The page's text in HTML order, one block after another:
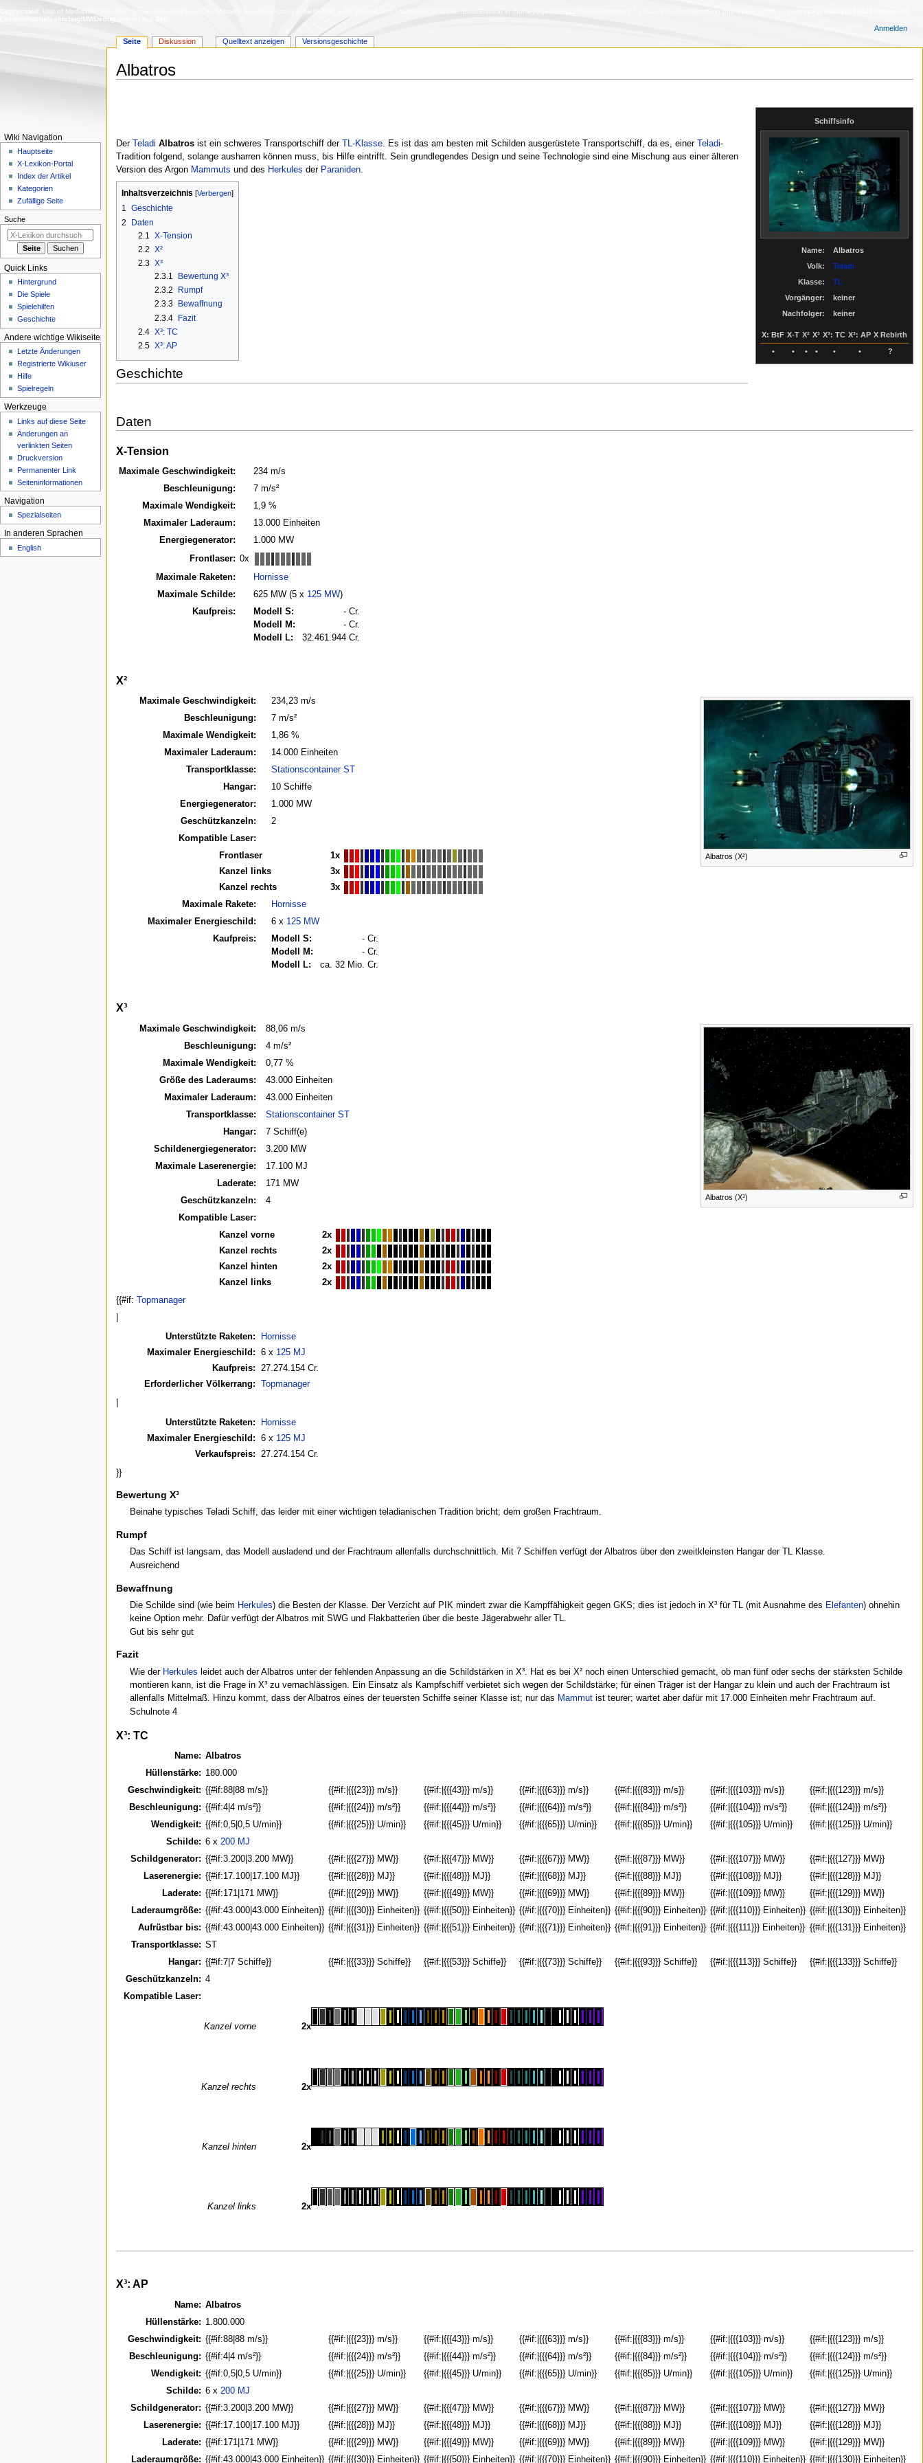
Deprecated : Use of MediaWiki\Skin\Skin::appendSpecialPagesLinkIfAbsent was deprecated in MediaWiki 1.44. [Called from MediaWiki\Skin\Skin::buildSidebar in /homepages/8/d312538493/htdocs/X-Lexikon/includes/skins/Skin.php at line 1639] in
Lexikon/includes/debug/MWDebug.php
Albatros
Schiffsinfo
Name:
Albatros
Volk:
Teladi
Klasse:
TL
Vorgänger:
keiner
Nachfolger:
keiner
X: BtF X-T X² X³ X³: TC X³: AP X Rebirth
•
• • • • • ?
Der Teladi Albatrosist ein schweres Transportschiff der TL-Klasse. Es ist das am besten mit Schilden ausgerüstete Transportschiff, da es, einer Teladi-
Tradition folgend, solange ausharren können muss, bis Hilfe eintrifft. Sein grundlegendes Design und seine Technologie sind eine Mischung aus einer älteren
Version des Argon Mammuts und des Herkules der Paraniden.
Inhaltsverzeichnis
1 Geschichte
2
Daten
2.1
X-Tension
2.2 X²
2.3 X³
2.3.1
Bewertung X³
2.3.2
Rumpf
2.3.3
Bewaffnung
2.3.4 Fazit
2.4 X³: TC
2.5 X³: AP
Geschichte
Daten
X-Tension
Maximale Geschwindigkeit:
234 m/s
Beschleunigung:
7 m/s²
Maximale Wendigkeit:
1,9 %
Maximaler Laderaum:
13.000 Einheiten
Energiegenerator:
1.000 MW
Frontlaser: 0x
Maximale Raketen:
Hornisse
Maximale Schilde:
625 MW (5 x 125 MW)
Kaufpreis:
Modell S:
Modell M:
Modell L:
- Cr.
- Cr.
32.461.944 Cr.
X²
Albatros (X²)
Maximale Geschwindigkeit:
234,23 m/s
Beschleunigung:
7 m/s²
Maximale Wendigkeit:
1,86 %
Maximaler Laderaum:
14.000 Einheiten
Transportklasse:
Stationscontainer ST
Hangar:
10 Schiffe
Energiegenerator:
1.000 MW
Geschützkanzeln:
2
Kompatible Laser:
Frontlaser
1x
Kanzel links
3x
Kanzel rechts
3x
Maximale Rakete:
Hornisse
Maximaler Energieschild:
6 x 125 MW
Kaufpreis:
Modell S:
Modell M:
Modell L:
- Cr.
- Cr.
ca. 32 Mio. Cr.
X³
Albatros (X³)
Maximale Geschwindigkeit:
88,06 m/s
Beschleunigung:
4 m/s²
Maximale Wendigkeit:
0,77 %
Größe des Laderaums:
43.000 Einheiten
Maximaler Laderaum:
43.000 Einheiten
Transportklasse:
Stationscontainer ST
Hangar:
7 Schiff(e)
Schildenergiegenerator:
3.200 MW
Maximale Laserenergie:
17.100 MJ
Laderate:
171 MW
Geschützkanzeln:
4
Kompatible Laser:
Kanzel vorne
2x
Kanzel rechts
2x
Kanzel hinten
2x
Kanzel links
2x
{{#if: Topmanager
Unterstützte Raketen:
Hornisse
Maximaler Energieschild:
6 x 125 MJ
Kaufpreis:
27.274.154 Cr.
Erforderlicher Völkerrang:
Topmanager
Unterstützte Raketen:
Hornisse
Maximaler Energieschild:
6 x 125 MJ
Verkaufspreis:
27.274.154 Cr.
}}
Bewertung X³
Beinahe typisches Teladi Schiff, das leider mit einer wichtigen teladianischen Tradition bricht; dem großen Frachtraum.
Rumpf
Das Schiff ist langsam, das Modell ausladend und der Frachtraum allenfalls durchschnittlich. Mit 7 Schiffen verfügt der Albatros über den zweitkleinsten Hangar der TL Klasse.
Ausreichend
Bewaffnung
Die Schilde sind (wie beim Herkules) die Besten der Klasse. Der Verzicht auf PIK mindert zwar die Kampffähigkeit gegen GKS; dies ist jedoch in X³ für TL (mit Ausnahme des Elefanten) ohnehin
keine Option mehr. Dafür verfügt der Albatros mit SWG und Flakbatterien über die beste Jägerabwehr aller TL.
Gut bis sehr gut
Fazit
Wie der Herkules leidet auch der Albatros unter der fehlenden Anpassung an die Schildstärken in X³. Hat es bei X² noch einen Unterschied gemacht, ob man fünf oder sechs der stärksten Schilde
montieren kann, ist die Frage in X³ zu vernachlässigen. Ein Einsatz als Kampfschiff verbietet sich wegen der Schildstärke; für einen Träger ist der Hangar zu klein und auch der Frachtraum ist
allenfalls Mittelmaß. Hinzu kommt, dass der Albatros eines der teuersten Schiffe seiner Klasse ist; nur das Mammutist teurer; wartet aber dafür mit 17.000 Einheiten mehr Frachtraum auf.
Schulnote 4
X³: TC
Name: Albatros
Hüllenstärke: 180.000
Geschwindigkeit: {{#if:88|88 m/s}} {{#if:|{{{23}}} m/s}} {{#if:|{{{43}}} m/s}} {{#if:|{{{63}}} m/s}} {{#if:|{{{83}}} m/s}} {{#if:|{{{103}}} m/s}}
{{#if:|{{{123}}} m/s}}
Beschleunigung: {{#if:4|4 m/s²}} {{#if:|{{{24}}} m/s²}} {{#if:|{{{44}}} m/s²}} {{#if:|{{{64}}} m/s²}} {{#if:|{{{84}}} m/s²}} {{#if:|{{{104}}} m/s²}}
{{#if:|{{{124}}} m/s²}}
Wendigkeit: {{#if:0,5|0,5 U/min}} {{#if:|{{{25}}} U/min}} {{#if:|{{{45}}} U/min}} {{#if:|{{{65}}} U/min}} {{#if:|{{{85}}} U/min}} {{#if:|{{{105}}} U/min}}
{{#if:|{{{125}}} U/min}}
Schilde: 6 x 200 MJ
Schildgenerator: {{#if:3.200|3.200 MW}} {{#if:|{{{27}}} MW}} {{#if:|{{{47}}} MW}} {{#if:|{{{67}}} MW}} {{#if:|{{{87}}} MW}} {{#if:|{{{107}}} MW}}
{{#if:|{{{127}}} MW}}
Laserenergie: {{#if:17.100|17.100 MJ}} {{#if:|{{{28}}} MJ}} {{#if:|{{{48}}} MJ}} {{#if:|{{{68}}} MJ}} {{#if:|{{{88}}} MJ}} {{#if:|{{{108}}} MJ}}
{{#if:|{{{128}}} MJ}}
Laderate: {{#if:171|171 MW}} {{#if:|{{{29}}} MW}} {{#if:|{{{49}}} MW}} {{#if:|{{{69}}} MW}} {{#if:|{{{89}}} MW}} {{#if:|{{{109}}} MW}}
{{#if:|{{{129}}} MW}}
Laderaumgröße: {{#if:43.000|43.000 Einheiten}} {{#if:|{{{30}}} Einheiten}} {{#if:|{{{50}}} Einheiten}} {{#if:|{{{70}}} Einheiten}} {{#if:|{{{90}}} Einheiten}} {{#if:|{{{110}}} Einheiten}} {{#if:|{{{130}}} Einheiten}}
Aufrüstbar bis: {{#if:43.000|43.000 Einheiten}} {{#if:|{{{31}}} Einheiten}} {{#if:|{{{51}}} Einheiten}} {{#if:|{{{71}}} Einheiten}} {{#if:|{{{91}}} Einheiten}} {{#if:|{{{111}}} Einheiten}} {{#if:|{{{131}}} Einheiten}}
Transportklasse: ST
Hangar: {{#if:7|7 Schiffe}} {{#if:|{{{33}}} Schiffe}} {{#if:|{{{53}}} Schiffe}} {{#if:|{{{73}}} Schiffe}} {{#if:|{{{93}}} Schiffe}} {{#if:|{{{113}}} Schiffe}}
{{#if:|{{{133}}} Schiffe}}
Geschützkanzeln: 4
Kompatible Laser:
Kanzel vorne 2x
Kanzel rechts 2x
Kanzel hinten 2x
Kanzel links 2x
X³: AP
Name: Albatros
Hüllenstärke: 1.800.000
Geschwindigkeit: {{#if:88|88 m/s}} {{#if:|{{{23}}} m/s}} {{#if:|{{{43}}} m/s}} {{#if:|{{{63}}} m/s}} {{#if:|{{{83}}} m/s}} {{#if:|{{{103}}} m/s}}
{{#if:|{{{123}}} m/s}}
Beschleunigung: {{#if:4|4 m/s²}} {{#if:|{{{24}}} m/s²}} {{#if:|{{{44}}} m/s²}} {{#if:|{{{64}}} m/s²}} {{#if:|{{{84}}} m/s²}} {{#if:|{{{104}}} m/s²}}
{{#if:|{{{124}}} m/s²}}
Wendigkeit: {{#if:0,5|0,5 U/min}} {{#if:|{{{25}}} U/min}} {{#if:|{{{45}}} U/min}} {{#if:|{{{65}}} U/min}} {{#if:|{{{85}}} U/min}} {{#if:|{{{105}}} U/min}}
{{#if:|{{{125}}} U/min}}
Schilde: 6 x 200 MJ
Schildgenerator: {{#if:3.200|3.200 MW}} {{#if:|{{{27}}} MW}} {{#if:|{{{47}}} MW}} {{#if:|{{{67}}} MW}} {{#if:|{{{87}}} MW}} {{#if:|{{{107}}} MW}}
{{#if:|{{{127}}} MW}}
Laserenergie: {{#if:17.100|17.100 MJ}} {{#if:|{{{28}}} MJ}} {{#if:|{{{48}}} MJ}} {{#if:|{{{68}}} MJ}} {{#if:|{{{88}}} MJ}} {{#if:|{{{108}}} MJ}}
{{#if:|{{{128}}} MJ}}
Laderate: {{#if:171|171 MW}} {{#if:|{{{29}}} MW}} {{#if:|{{{49}}} MW}} {{#if:|{{{69}}} MW}} {{#if:|{{{89}}} MW}} {{#if:|{{{109}}} MW}}
{{#if:|{{{129}}} MW}}
Laderaumgröße: {{#if:43.000|43.000 Einheiten}} {{#if:|{{{30}}} Einheiten}} {{#if:|{{{50}}} Einheiten}} {{#if:|{{{70}}} Einheiten}} {{#if:|{{{90}}} Einheiten}} {{#if:|{{{110}}} Einheiten}} {{#if:|{{{130}}} Einheiten}}
N
a
o
n
m
n
Seite Diskussion Quelltext anzeigen Versionsgeschichte
Anmelden
Wiki Navigation
Hauptseite
X-Lexikon-Portal
Index der Artikel
Kategorien
Zufällige Seite
Suche
Quick Links
Hintergrund
Die Spiele
Spielehilfen
Geschichte
Andere wichtige Wikiseiten
Letzte Änderungen
Registrierte Wikiuser
Hilfe
Spielregeln
Werkzeuge
Links auf diese Seite
Änderungen an
verlinkten Seiten
Druckversion
Permanenter Link
Seiten­­informationen
Navigation
Spezialseiten
In anderen Sprachen
English